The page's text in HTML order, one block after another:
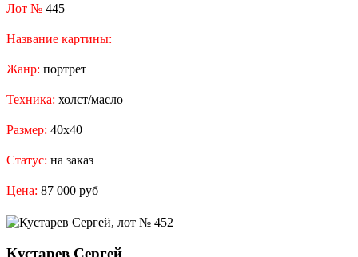
Лот № 445
Название картины:
Жанр: портрет
Техника: холст/масло
Размер: 40x40
Статус: на заказ
Цена: 87 000 руб
Кустарев Сергей